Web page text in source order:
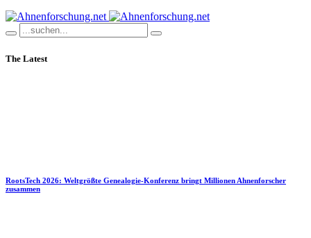
The Latest
RootsTech 2026: Weltgrößte Genealogie-Konferenz bringt Millionen Ahnenforscher
zusammen